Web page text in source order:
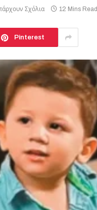
Σχόλια 12 Mins Read
Pinterest